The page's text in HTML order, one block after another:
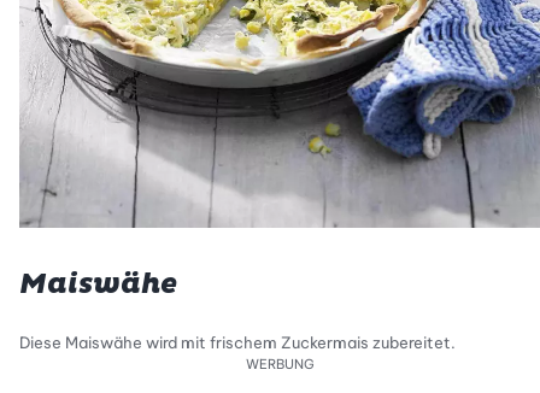
Maiswähe
Diese Maiswähe wird mit frischem Zuckermais zubereitet.
WERBUNG